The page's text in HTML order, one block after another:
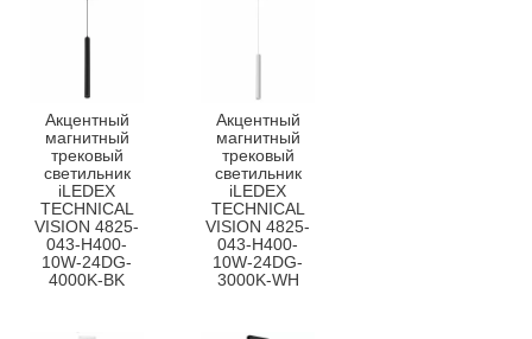
Акцентный
магнитный
трековый
светильник
iLEDEX
TECHNICAL
VISION 4825-
043-H400-
10W-24DG-
4000K-BK
Акцентный
магнитный
трековый
светильник
iLEDEX
TECHNICAL
VISION 4825-
043-H400-
10W-24DG-
3000K-WH